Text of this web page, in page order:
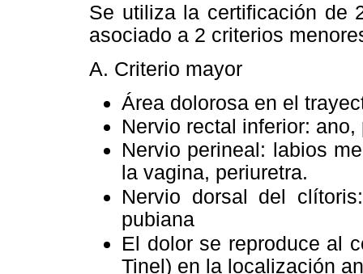
Se utiliza la certificación de
asociado a 2 criterios
A. Criterio mayor
Área dolorosa en el
Nervio rectal inferior:
Nervio perineal: labios
la vagina, periuretra.
Nervio dorsal del
pubiana
El dolor se reproduce al
Tinel) en la localización